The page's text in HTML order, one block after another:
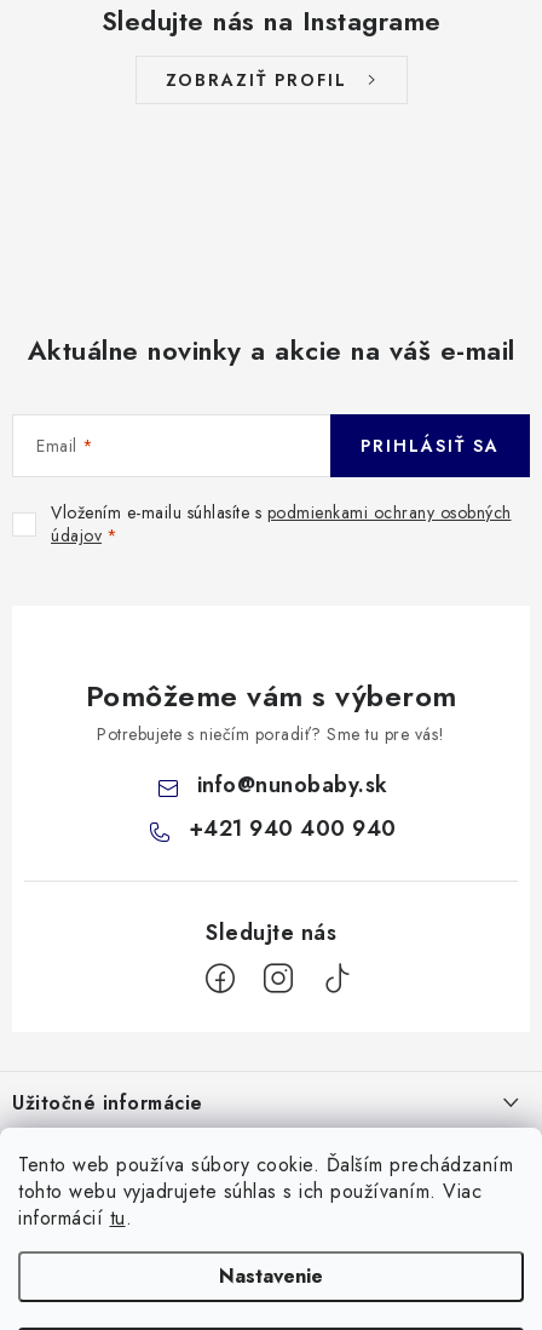
Tento web používa súbory cookie. Ďalším prechádzaním
tohto webu vyjadrujete súhlas s ich používaním. Viac
informácií tu.
Nastavenie
Sledujte nás na Instagrame
ZOBRAZIŤ PROFIL
Aktuálne novinky a akcie na váš e-mail
Email
Vložením e-mailu súhlasíte s podmienkami ochrany osobných
údajov
PRIHLÁSIŤ SA
Pomôžeme vám s výberom
Potrebujete s niečím poradiť? Sme tu pre vás!
info@nunobaby.sk
+421 940 400 940
p
ä
Užitočné informácie
O nás
Všetko o nákupe
10 Neuveriteľných tipov na zvládnutie refluxu u novorodencov, ktoré
Doprava
Facebook
Prijímame online platby